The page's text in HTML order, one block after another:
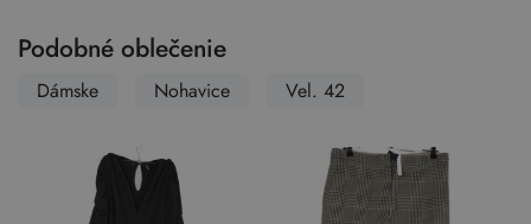
Podobné oblečenie
Dámske Nohavice Vel. 42